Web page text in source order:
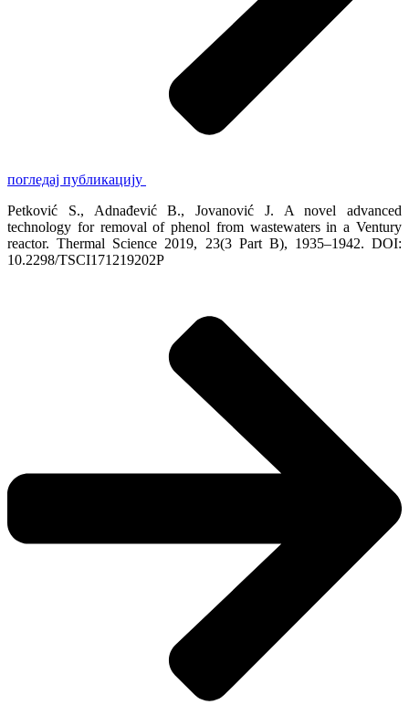
погледај публикацију
Petković S., Adnađević B., Jovanović J. A novel advanced
technology for removal of phenol from wastewaters in a Ventury
reactor. Thermal Science 2019, 23(3 Part B), 1935–1942. DOI:
10.2298/TSCI171219202P